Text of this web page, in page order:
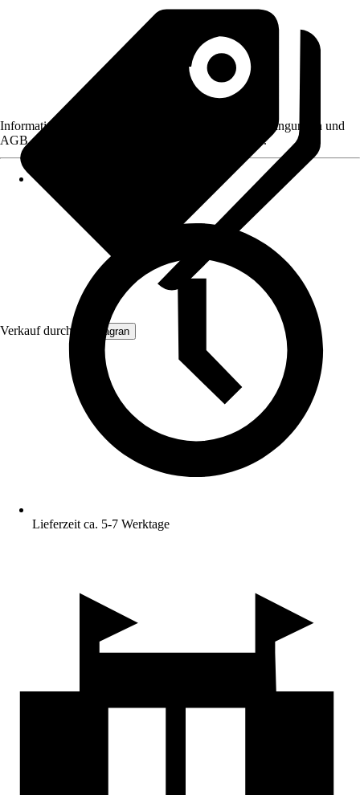
Verkauf durch: Primagran
Informationen des Verkäufers, wie z. B. Rückgabebedingungen und
AGB, finden Sie bei Klick auf den Verkäufernamen.
Lieferzeit ca. 5-7 Werktage